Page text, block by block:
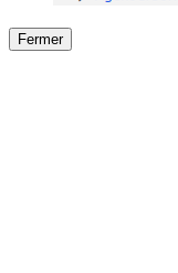
Fermer